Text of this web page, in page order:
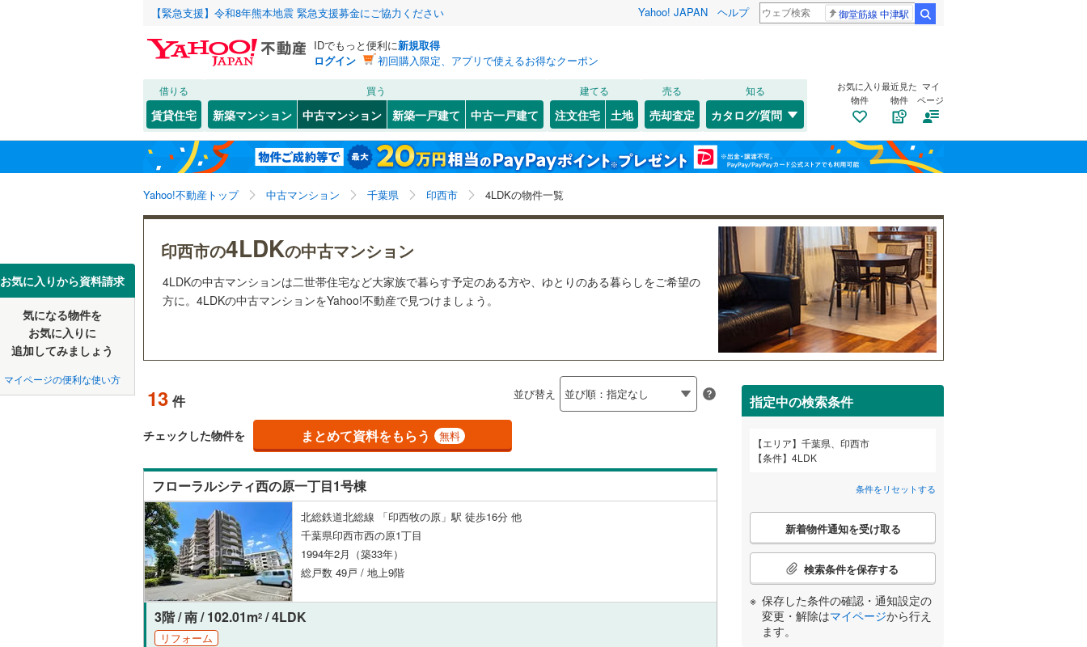
【緊急支援】令和8年熊本地震 緊急支援募金にご協力ください Yahoo! JAPAN ヘルプ 御堂筋線 中津駅
IDでもっと便利に新規取得
ログイン
初回購入限定、アプリで使えるお得なクーポン
借りる
賃貸住宅
買う
新築マンション 中古マンション 新築一戸建て 中古一戸建て
建てる
注文住宅 土地
売る
売却査定
知る
カタログ/質問
お気に入り
物件
最近見た
物件
マイ
ページ
Yahoo!不動産トップ 中古マンション 千葉県 印西市 4LDKの物件一覧
お気に入りから資料請求
気になる物件を
お気に入りに
追加してみましょう
マイページの便利な使い方
印西市の4LDKの中古マンション
4LDKの中古マンションは二世帯住宅など大家族で暮らす予定のある方や、ゆとりのある暮らしをご希望の
方に。4LDKの中古マンションをYahoo!不動産で見つけましょう。
13 件 並び替え
チェックした物件を まとめて資料をもらう 無料
フローラルシティ西の原一丁目1号棟
北総鉄道北総線 「印西牧の原」駅 徒歩16分 他
千葉県印西市西の原1丁目
1994年2月（築33年）
総戸数 49戸 / 地上9階
3階 / 南 / 102.01m2 / 4LDK
リフォーム
指定中の検索条件
エリア
千葉県、印西市
条件
4LDK
条件をリセットする
こ
検
条
件
新着物件通知を受け取る
検索条件を保存する
保存した条件の確認・通知設定の
変更・解除はマイページから行え
ます。
北海道 北海道
東北 青森 岩手 宮城 秋田 山形 福島
関東 東京 神奈川 埼玉 千葉
東海 愛知 岐阜 静岡 三重
和歌山
中国 鳥取 島根 岡山 広島 山口
高知
福岡 佐賀 長崎 鹿児島
該当物件0件 条件をリセットする
千葉市 中央区(5) 花見川区(4) 稲毛区(4)
若葉区(5) 緑区(2) 美浜区(5)
千葉県のそのほ
銚子市(0) 市川市(9) 船橋市(25)
館山市(0) 松戸市(15)
野田市(2) 茂原市 (0) 成田市(1)
佐倉市(6) 旭市(0)
勝浦市(0)
鴨川市(0) 鎌ケ谷市(1)
君津市(0)
八街市(0)
印西市(13
南房総市(0) (0)
山武市( 0) 大網白里市(0)
香取郡神崎町(0)
山武郡九十九里町(0)
該当物件0件 条件をリセットする
木刈(1) 高花(1) 原山(1)
西の原(4) 原(4) 滝野(2)
該当物件0件 条件をリセットする
JR 常磐線(0) 総武本線(0) 外房線(0)
内房線(0) 京葉線(0) 成田線(3)
鹿島線(0) 久留里線(0) 東金線(0)
武蔵野線( ) 常磐線（各駅停車）
私鉄・その他 いすみ鉄道(0) 銚子電気鉄道(0) 小湊鐵道(0)
千葉都市モノレール (0 ) つくばエクスプレス(0 )
京成千葉線(0)
芝山鉄道(0) 東武野田線(1)
東葉高速鉄道(0
該当物件0件 条件をリセットする
該当物件0件 条件をリセットする
こだわり条件 リフォーム、リノベーション
リノベーション・リフォーム
（9）
築古・築30年以上（8）
共用設備
自転車置き場 7）
トランクルーム （ バイク置き場（4）
駐車場空きあり（近隣を含む）
防犯カメラ（5）
管理・管理規約
24時間有人管理（0）
配置、向き、建ち方、日当たり
2階以上（12
階下に住戸なし（0） 最上階（5）
構造・規模・施工・品質・工法関連
制震構造（0）
低層マンション（4階建て以
下）（0
該当物件0件 条件をリセットする
検索条件を保存しました
この検索条件の新着物件通知は、 マイページから設定できます。
保存した条件を見る
千葉県、印西市、4LDK
マイページ
閉じる お気に入りリストを見る
閉じる
閉じる お気に入りリストを見る
閉じる